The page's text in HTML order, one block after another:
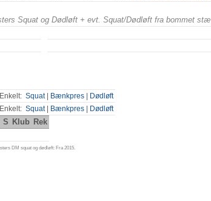
Squat og Dødløft + evt. Squat/Dødløft fra bommet
Squat| Bænkpres
Dødløft
Squat| Bænkpres Dødløft
S Klub Rek
DM squat og dødløft: Fra 2015.